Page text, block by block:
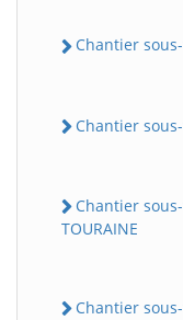
Chantier
Chantier
Chantier
TOURAINE
Chantier